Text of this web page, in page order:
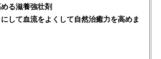
る滋養強壮剤
して血流をよくして自然治癒力を高めま